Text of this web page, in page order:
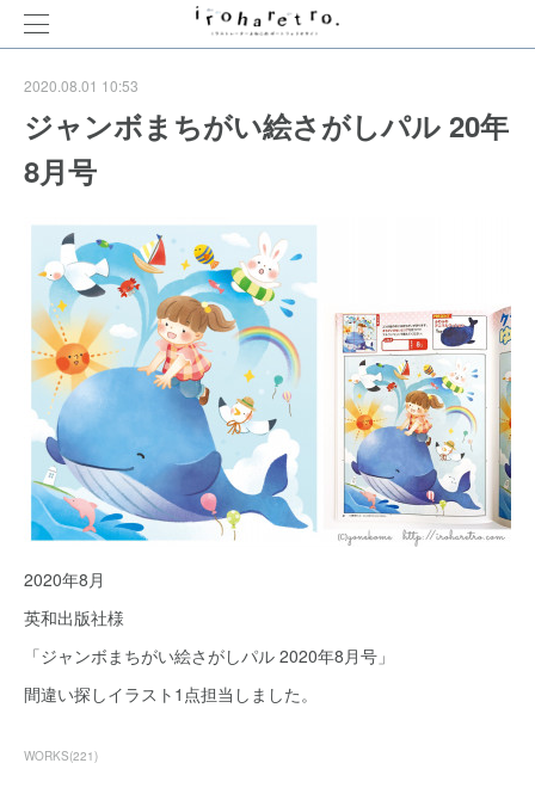
2020.08.01 10:53
ジャンボまちがい絵さがしパル 20年
8月号
2020年8月
英和出版社様
「ジャンボまちがい絵さがしパル 2020年8月号」
間違い探しイラスト1点担当しました。
WORKS(221)